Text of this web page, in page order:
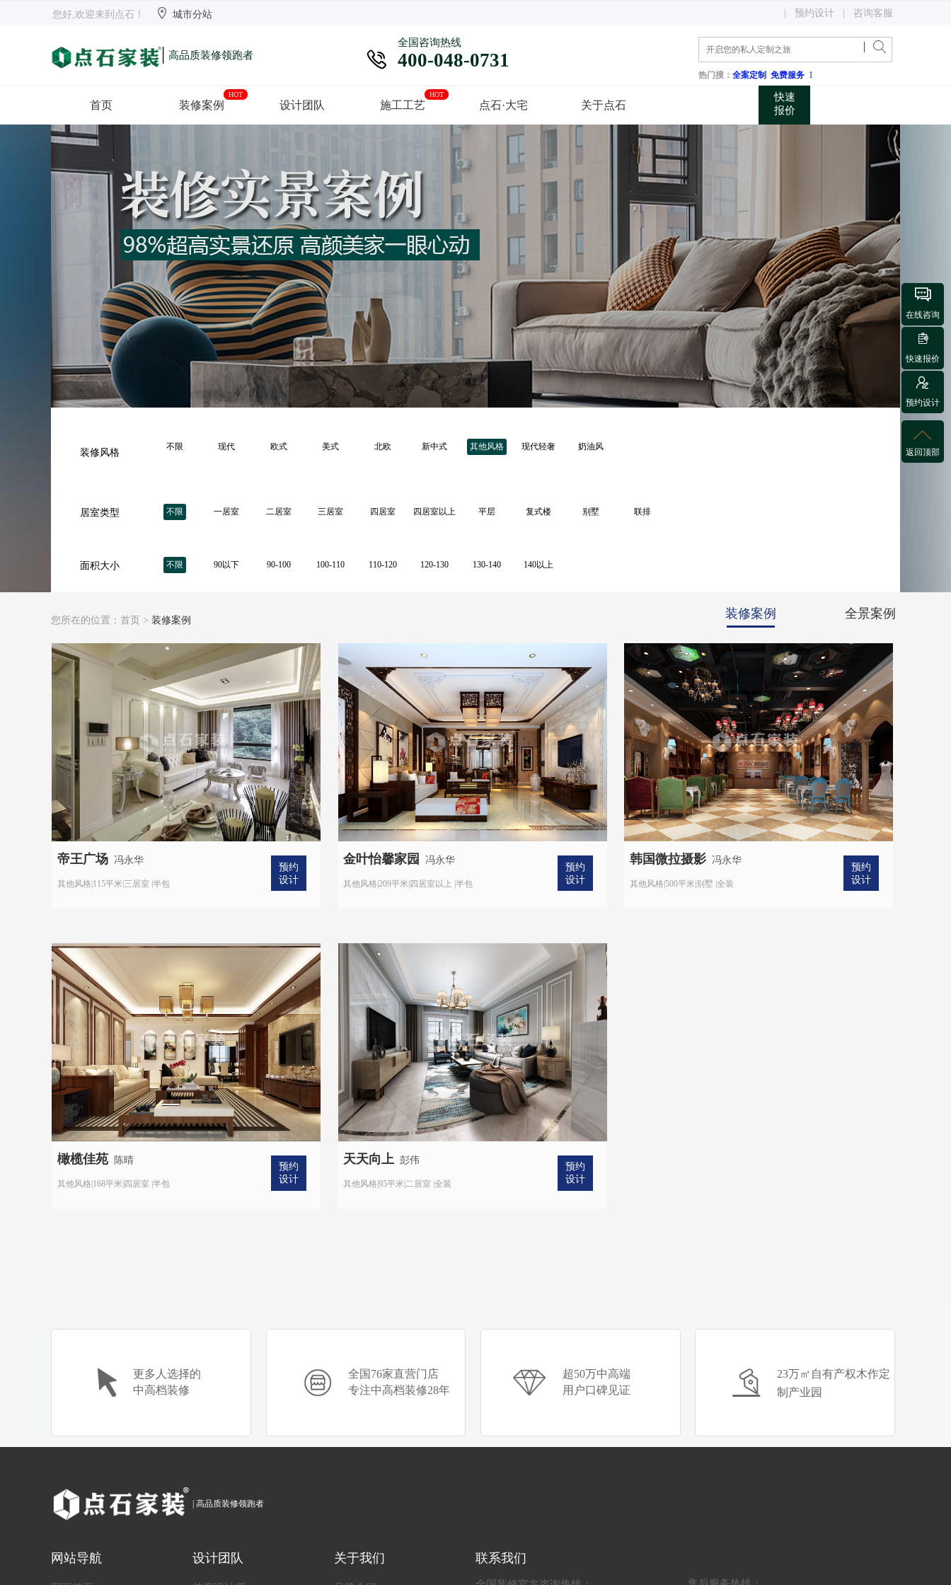
欢迎来到点石  长沙 【切换】 咨询电话 400 048 0731
您好,欢迎来到点石！  城市分站 预约设计 咨询客服
| 高品质装修领跑者 
全国咨询热线
400-048-0731
热门搜： 全案定制 免费服务 1
首页 装修案例
HOT
设计团队 施工工艺
HOT
点石·大宅 关于点石
快速
报价

在线咨询

快速报价

预约设计

返回顶部
装修风格
不限 现代 欧式 美式 北欧 新中式 其他风格 现代轻奢 奶油风
居室类型 不限 一居室 二居室 三居室 四居室 四居室以上 平层 复式楼 别墅 联排
面积大小 不限 90以下 90-100 100-110 110-120 120-130 130-140 140以上
您所在的位置： 首页 > 装修案例 装修案例 全景案例
预约
设计
帝王广场冯永华
其他风格|115平米|三居室 |半包
预约
设计
金叶怡馨家园 冯永华
其他风格|209平米|四居室以上 |半包
预约
设计
韩国微拉摄影冯永华
其他风格|500平米|别墅 |全装
预约
设计
橄榄佳苑陈晴
其他风格|168平米|四居室 |半包
预约
设计
天天向上 彭伟
其他风格|95平米|二居室 |全装
更多人选择的
中高档装修
全国76家直营门店
专注中高档装修28年
超50万中高端
用户口碑见证
23万㎡自有产权木作定
制产业园
| 高品质装修领跑者
网站导航 设计团队 关于我们 联系我们